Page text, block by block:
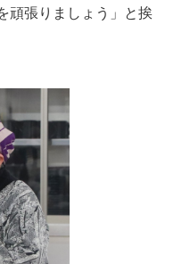
頑張りましょう」と挨